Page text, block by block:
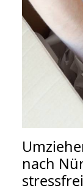
nach
stressfrei